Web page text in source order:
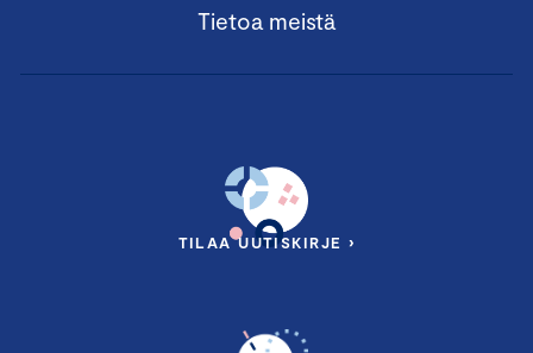
Tietoa meistä
TILAA UUTISKIRJE ›